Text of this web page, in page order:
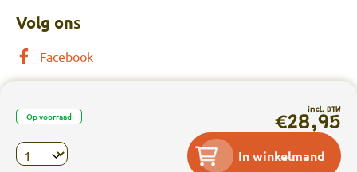
Op voorraad €28,95
incl. BTW
In winkelmand
Volg ons
Facebook
Privacy | Algemene voorwaarden |